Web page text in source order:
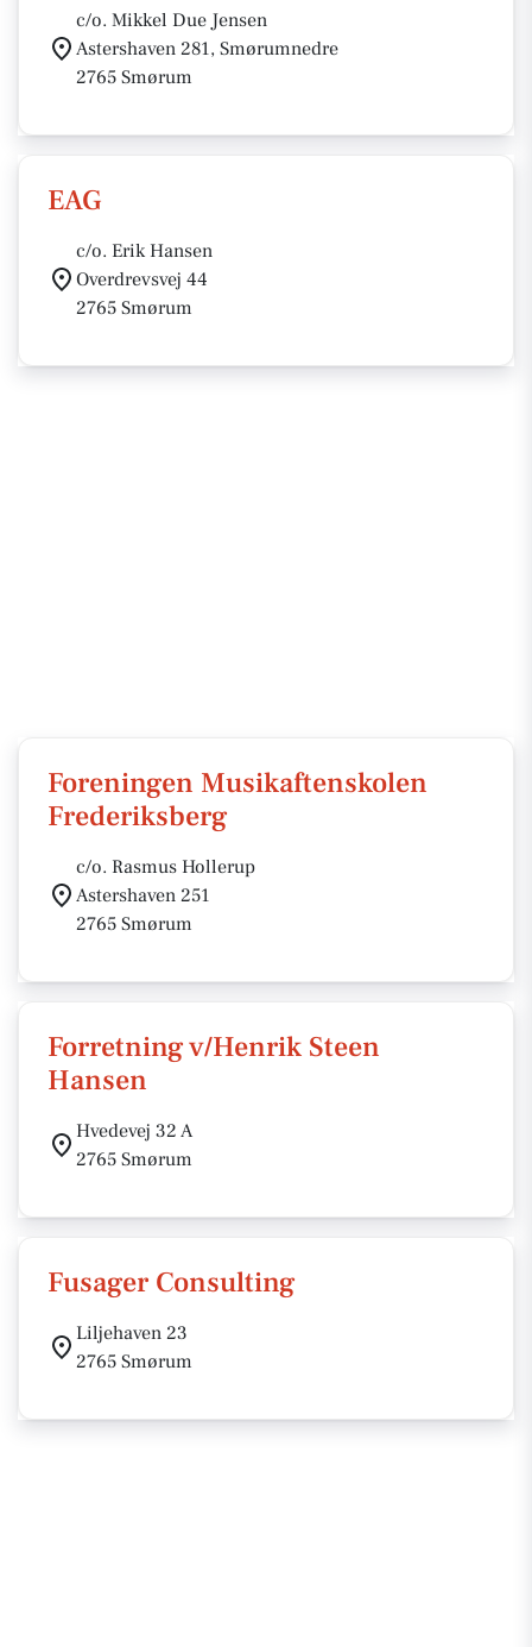
c/o. Mikkel Due Jensen
Astershaven 281, Smørumnedre
2765 Smørum
EAG
c/o. Erik Hansen
Overdrevsvej 44
2765 Smørum
Foreningen Musikaftenskolen
Frederiksberg
c/o. Rasmus Hollerup
Astershaven 251
2765 Smørum
Forretning v/Henrik Steen
Hansen
Hvedevej 32 A
2765 Smørum
Fusager Consulting
Liljehaven 23
2765 Smørum